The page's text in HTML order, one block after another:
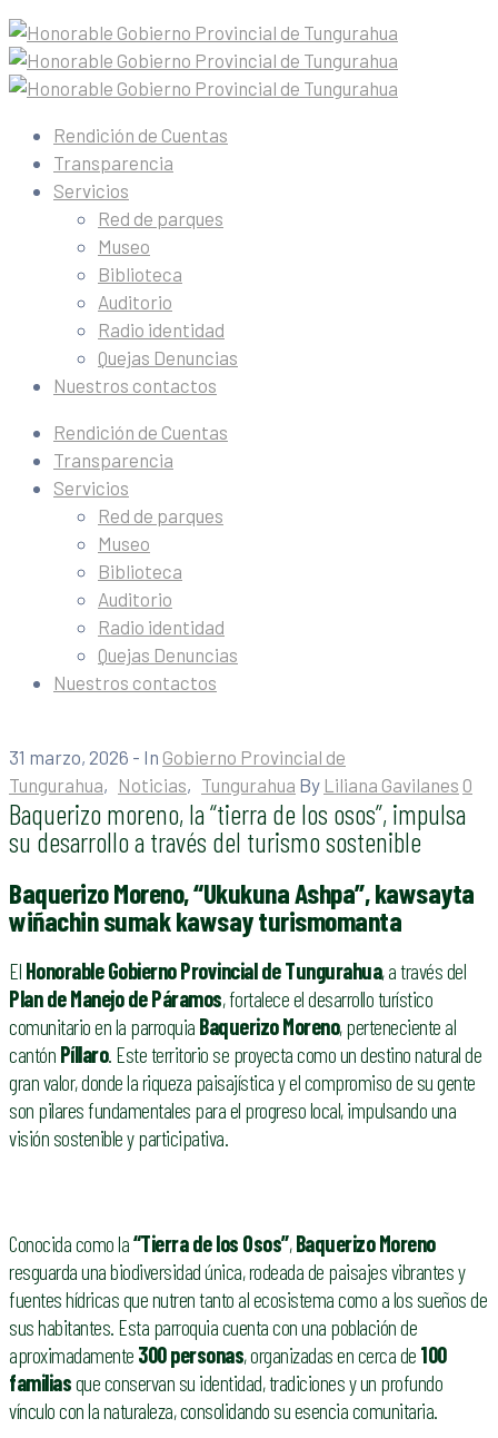
Rendición de Cuentas
Transparencia
Servicios
Red de parques
Museo
Biblioteca
Auditorio
Radio identidad
Quejas Denuncias
Nuestros contactos
Rendición de Cuentas
Transparencia
Servicios
Red de parques
Museo
Biblioteca
Auditorio
Radio identidad
Quejas Denuncias
Nuestros contactos
31 marzo, 2026 - In Gobierno Provincial de
Tungurahua‚ Noticias‚ Tungurahua By Liliana Gavilanes 0
Baquerizo moreno, la “tierra de los osos”, impulsa
su desarrollo a través del turismo sostenible
Baquerizo Moreno, “Ukukuna Ashpa”, kawsayta
wiñachin sumak kawsay turismomanta
El Honorable Gobierno Provincial de Tungurahua, a través del
Plan de Manejo de Páramos, fortalece el desarrollo turístico
comunitario en la parroquia Baquerizo Moreno, perteneciente al
cantón Píllaro. Este territorio se proyecta como un destino natural de
gran valor, donde la riqueza paisajística y el compromiso de su gente
son pilares fundamentales para el progreso local, impulsando una
visión sostenible y participativa.
Conocida como la“Tierra de los Osos”,Baquerizo Moreno
resguarda una biodiversidad única, rodeada de paisajes vibrantes y
fuentes hídricas que nutren tanto al ecosistema como a los sueños de
sus habitantes. Esta parroquia cuenta con una población de
aproximadamente 300 personas, organizadas en cerca de 100
familiasque conservan su identidad, tradiciones y un profundo
vínculo con la naturaleza, consolidando su esencia comunitaria.